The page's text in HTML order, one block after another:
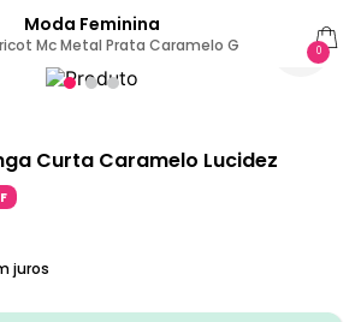
Moda Feminina
Mc Metal Prata Caramelo G 0
Curta Caramelo Lucidez
juros